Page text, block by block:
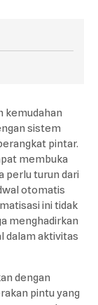
kemudahan
sistem
pintar.
membuka
perlu turun dari
otomatis
ini tidak
menghadirkan
dalam aktivitas
dengan
pintu yang